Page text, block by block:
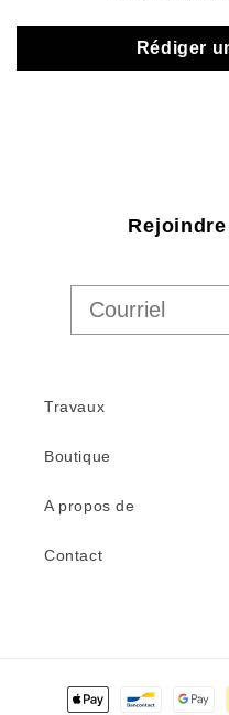
Rédiger
Travaux
Boutique
A propos de
Contact
Modes